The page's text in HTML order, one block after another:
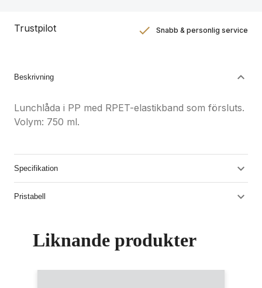
Trustpilot Snabb & personlig service
Beskrivning
Lunchlåda i PP med RPET-elastikband som försluts.
Volym: 750 ml.
Specifikation
Pristabell
Liknande produkter